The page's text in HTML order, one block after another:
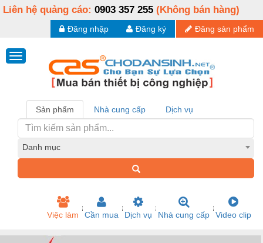
Liên hệ quảng cáo: 0903 357 255 (Không bán hàng)
Đăng sản phẩm
Đăng ký
Đăng nhập
Sản phẩm Nhà cung cấp Dịch vụ
Danh mục
Việc làm Cần mua Dịch vụ Nhà cung cấp Video clip